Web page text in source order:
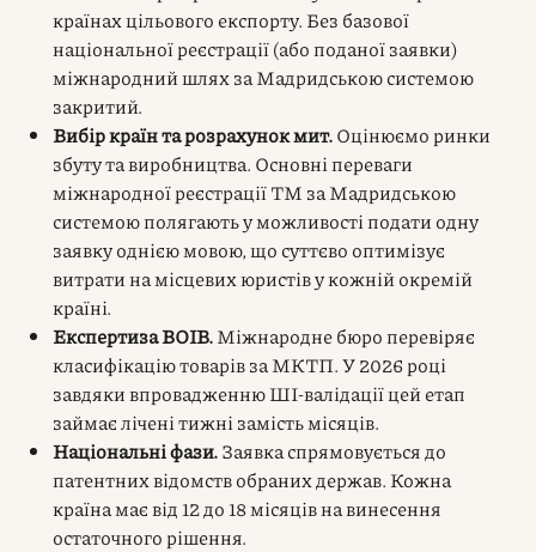
країнах цільового експорту. Без базової
національної реєстрації (або поданої заявки)
міжнародний шлях за Мадридською системою
закритий.
Вибір країн та розрахунок мит.Оцінюємо ринки
збуту та виробництва. Основні переваги
міжнародної реєстрації ТМ за Мадридською
системою полягають у можливості подати одну
заявку однією мовою, що суттєво оптимізує
витрати на місцевих юристів у кожній окремій
країні.
Експертиза ВОІВ.Міжнародне бюро перевіряє
класифікацію товарів за МКТП. У 2026 році
завдяки впровадженню ШІ-валідації цей етап
займає лічені тижні замість місяців.
Національні фази.Заявка спрямовується до
патентних відомств обраних держав. Кожна
країна має від 12 до 18 місяців на винесення
остаточного рішення.